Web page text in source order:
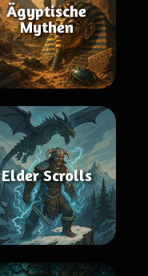
Ägyptische
Mythen
Elder Scrolls